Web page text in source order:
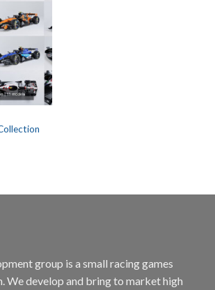
group is a small racing games
We develop and bring to market high